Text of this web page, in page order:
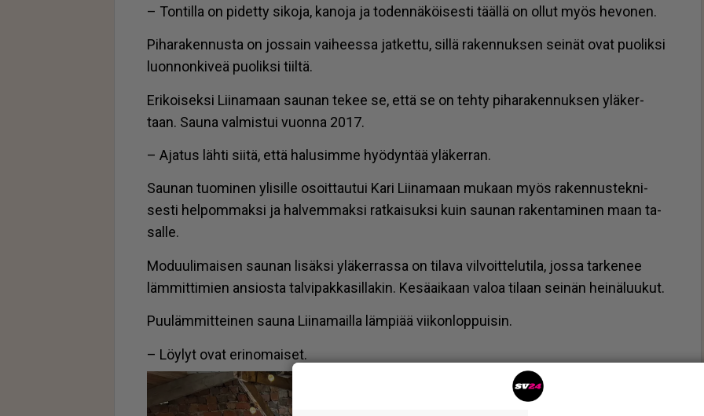
– Ton­til­la on pi­det­ty si­ko­ja, ka­no­ja ja to­den­nä­köi­ses­ti tääl­lä on ol­lut myös he­vo­nen.
Pi­ha­ra­ken­nus­ta on jos­sain vai­hees­sa jat­ket­tu, sil­lä ra­ken­nuk­sen sei­nät ovat puo­lik­si
luon­non­ki­veä puo­lik­si tiil­tä.
Eri­koi­sek­si Lii­na­maan sau­nan te­kee se, et­tä se on teh­ty pi­ha­ra­ken­nuk­sen ylä­ker­
taan. Sau­na val­mis­tui vuon­na 2017.
– Aja­tus läh­ti sii­tä, et­tä ha­lu­sim­me hyö­dyn­tää ylä­ker­ran.
Sau­nan tuo­mi­nen yli­sil­le osoit­tau­tui Kari Lii­na­maan mu­kaan myös ra­ken­nus­tek­ni­
ses­ti hel­pom­mak­si ja hal­vem­mak­si rat­kai­suk­si kuin sau­nan ra­ken­ta­mi­nen maan ta­
sal­le.
Mo­duu­li­mai­sen sau­nan li­säk­si ylä­ker­ras­sa on ti­la­va vil­voit­te­lu­ti­la, jos­sa tar­ke­nee
läm­mit­ti­mien an­si­os­ta tal­vi­pak­ka­sil­la­kin. Ke­sä­ai­kaan va­loa ti­laan sei­nän hei­nä­luu­kut.
Puu­läm­mit­tei­nen sau­na Lii­na­mail­la läm­pi­ää vii­kon­lop­pui­sin.
– Löy­lyt ovat eri­no­mai­set.